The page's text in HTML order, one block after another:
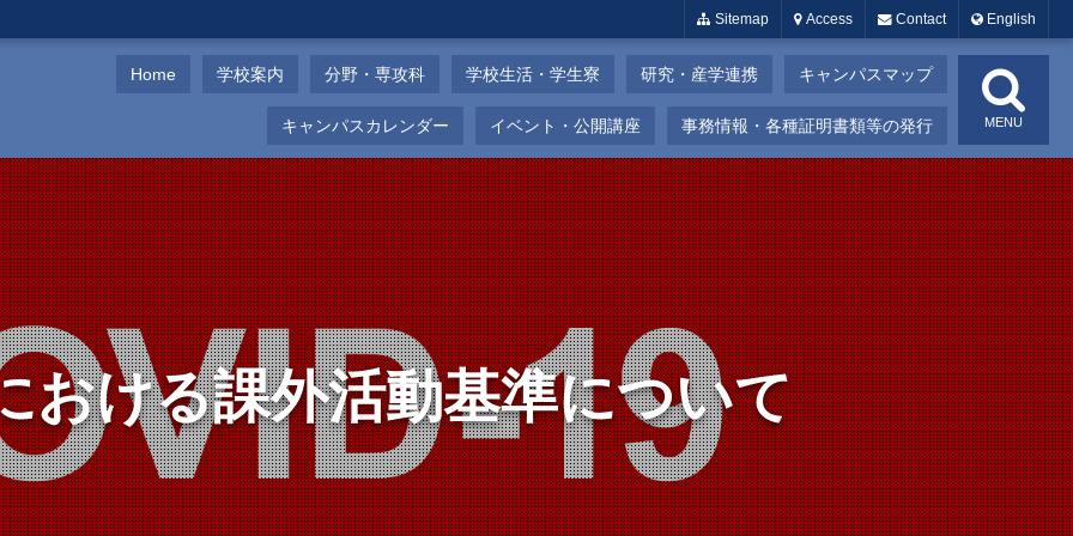
Sitemap Access Contact English
Home 学校案内 分野・専攻科 学校生活・学生寮 研究・産学連携 キャンパスマップ
キャンパスカレンダー イベント・公開講座 事務情報・各種証明書類等の発行 MENU
おける課外活動基準について